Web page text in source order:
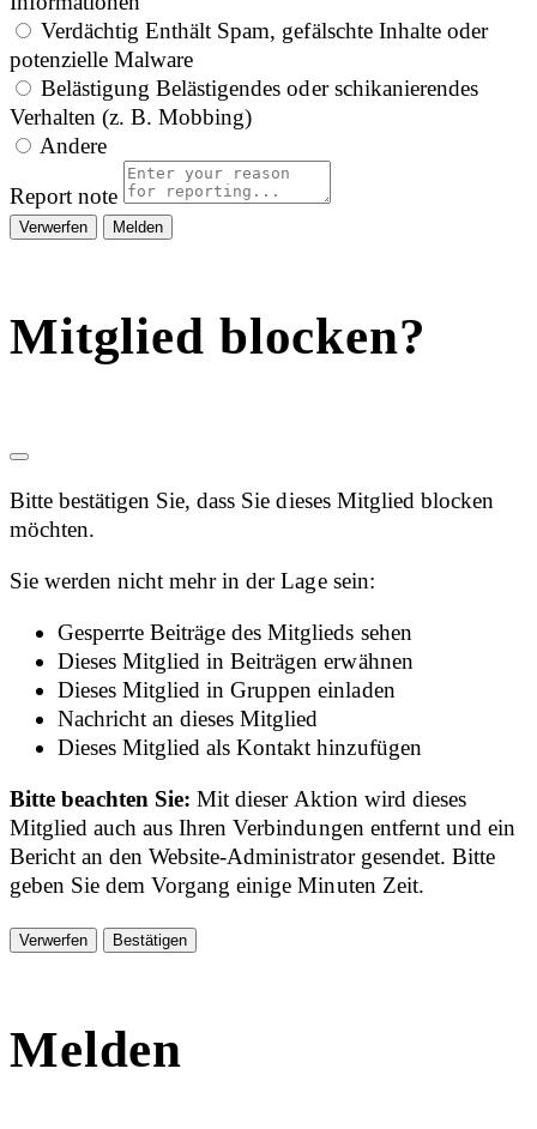
Verdächtig Enthält Spam, gefälschte Inhalte oder
potenzielle Malware
Belästigung Belästigendes oder schikanierendes
Verhalten (z. B. Mobbing)
Andere
Report note
Melden
Mitglied blocken?
Bitte bestätigen Sie, dass Sie dieses Mitglied blocken
möchten.
Sie werden nicht mehr in der Lage sein:
Gesperrte Beiträge des Mitglieds sehen
Dieses Mitglied in Beiträgen erwähnen
Dieses Mitglied in Gruppen einladen
Nachricht an dieses Mitglied
Dieses Mitglied als Kontakt hinzufügen
Bitte beachten Sie:Mit dieser Aktion wird dieses
Mitglied auch aus Ihren Verbindungen entfernt und ein
Bericht an den Website-Administrator gesendet. Bitte
geben Sie dem Vorgang einige Minuten Zeit.
Bestätigen
Melden